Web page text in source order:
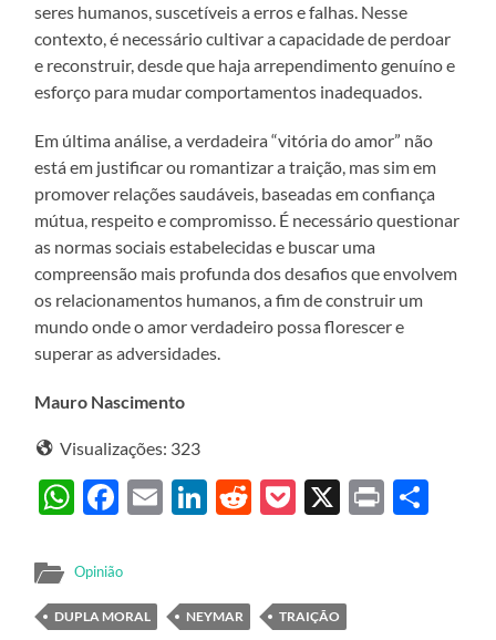
seres humanos, suscetíveis a erros e falhas. Nesse
contexto, é necessário cultivar a capacidade de perdoar
e reconstruir, desde que haja arrependimento genuíno e
esforço para mudar comportamentos inadequados.
Em última análise, a verdadeira “vitória do amor” não
está em justificar ou romantizar a traição, mas sim em
promover relações saudáveis, baseadas em confiança
mútua, respeito e compromisso. É necessário questionar
as normas sociais estabelecidas e buscar uma
compreensão mais profunda dos desafios que envolvem
os relacionamentos humanos, a fim de construir um
mundo onde o amor verdadeiro possa florescer e
superar as adversidades.
Mauro Nascimento
Visualizações: 323
WhatsApp
Facebook
EmailLinkedIn
Reddit
Pocket
X Print
Opinião
DUPLA MORAL NEYMAR TRAIÇÃO